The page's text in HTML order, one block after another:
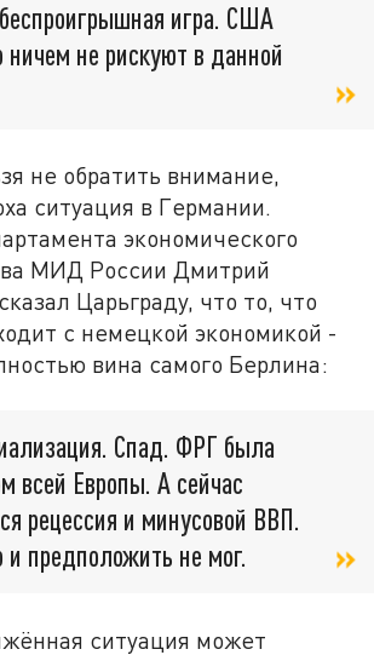
игра. США
ничем не рискуют в данной
не обратить внимание,
ситуация в Германии.
экономического
МИД России Дмитрий
Царьграду, что то, что
с немецкой экономикой -
вина самого Берлина:
Спад. ФРГ была
всей Европы. А сейчас
рецессия и минусовой ВВП.
и предположить не мог.
ситуация может